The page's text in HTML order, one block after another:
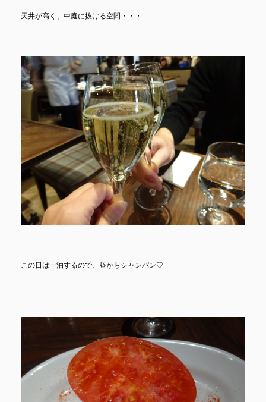
天井が高く、中庭に抜ける空間・・・
この日は一泊するので、昼からシャンパン♡